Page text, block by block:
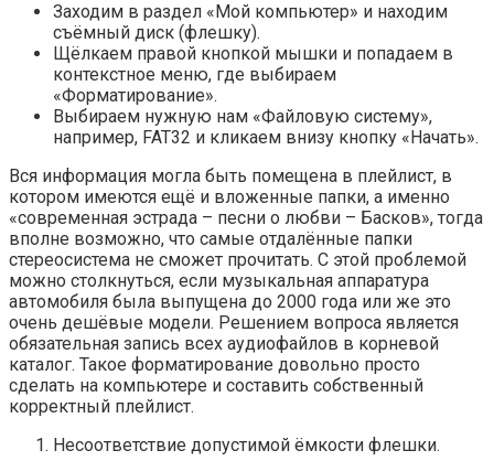
Заходим в раздел «Мой компьютер» и находим
съёмный диск (флешку).
Щёлкаем правой кнопкой мышки и попадаем в
контекстное меню, где выбираем
«Форматирование».
Выбираем нужную нам «Файловую систему»,
например, FAT32 и кликаем внизу кнопку «Начать».
Вся информация могла быть помещена в плейлист, в
котором имеются ещё и вложенные папки, а именно
«современная эстрада – песни о любви – Басков», тогда
вполне возможно, что самые отдалённые папки
стереосистема не сможет прочитать. С этой проблемой
можно столкнуться, если музыкальная аппаратура
автомобиля была выпущена до 2000 года или же это
очень дешёвые модели. Решением вопроса является
обязательная запись всех аудиофайлов в корневой
каталог. Такое форматирование довольно просто
сделать на компьютере и составить собственный
корректный плейлист.
Несоответствие допустимой ёмкости флешки.